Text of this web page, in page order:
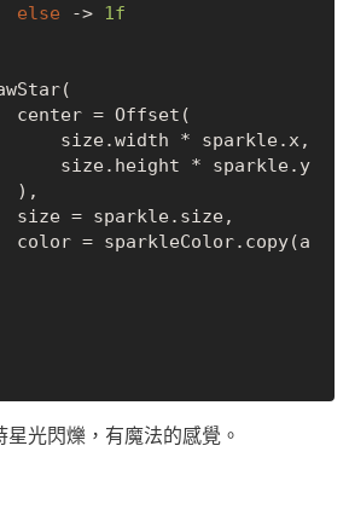
else -> 1f
星光閃爍，有魔法的感覺。